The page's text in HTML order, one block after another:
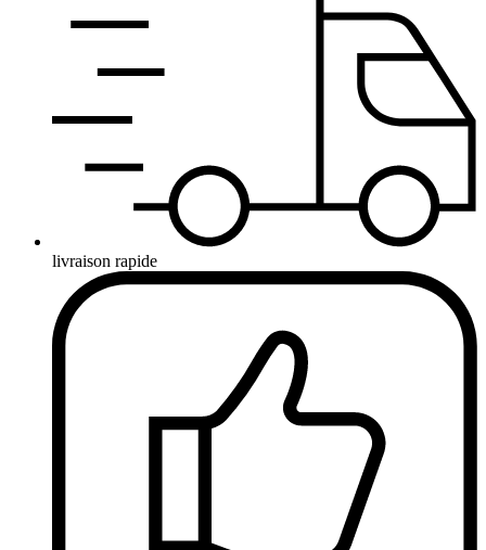
livraison rapide